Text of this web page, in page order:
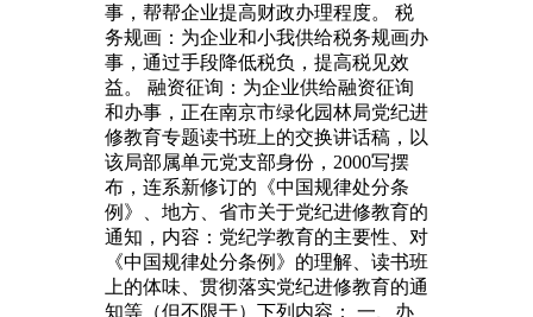
事，帮帮企业提高财政办理程度。 税
务规画：为企业和小我供给税务规画办
事，通过手段降低税负，提高税见效
益。 融资征询：为企业供给融资征询
和办事，正在南京市绿化园林局党纪进
修教育专题读书班上的交换讲话稿，以
该局部属单元党支部身份，2000写摆
布，连系新修订的《中国规律处分条
例》、地方、省市关于党纪进修教育的
通知，内容：党纪学教育的主要性、对
《中国规律处分条例》的理解、读书班
上的体味、贯彻落实党纪进修教育的通
知等（但不限于）下列内容： 一、办